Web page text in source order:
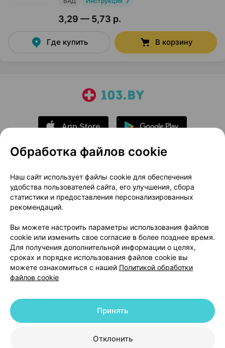
3,29 — 5,73 р.
Где купить В корзину
О проекте
Новости проекта
Размещение рекламы
Медицинский маркетинг
Публичный договор
Доставка
Способы оплаты
Вакансии
Партнеры
Написать руководителю 103.by
Написать в поддержку
Персональные настройки Cookie
© 2026 ООО «Артокс Лаб», УНП 191700409 | 220012, Республика Беларусь,
+375 291212755
Обработка файлов cookie
Наш сайт использует файлы cookie для обеспечения
удобства пользователей сайта, его улучшения, сбора
статистики и предоставления персонализированных
рекомендаций.
Вы можете настроить параметры использования файлов
cookie или изменить свое согласие в более позднее время.
Для получения дополнительной информации о целях,
сроках и порядке использования файлов cookie вы
можете ознакомиться с нашей Политикой обработки
файлов cookie
Отклонить
Принять